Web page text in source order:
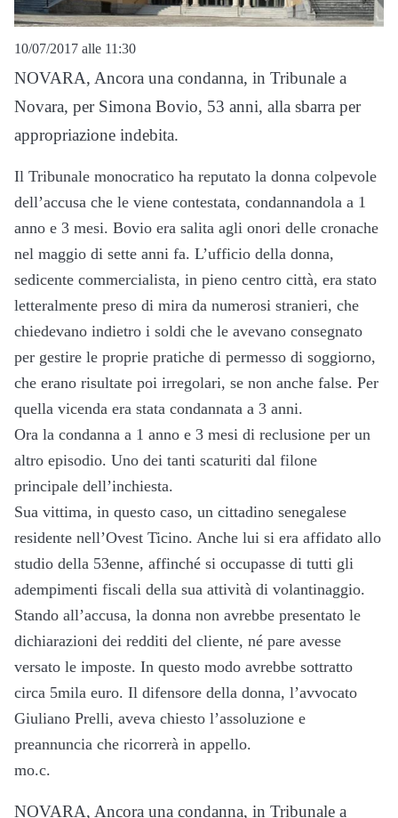
10/07/2017 alle 11:30
NOVARA, Ancora una condanna, in Tribunale a
Novara, per Simona Bovio, 53 anni, alla sbarra per
appropriazione indebita.
Il Tribunale monocratico ha reputato la donna colpevole
dell’accusa che le viene contestata, condannandola a 1
anno e 3 mesi. Bovio era salita agli onori delle cronache
nel maggio di sette anni fa. L’ufficio della donna,
sedicente commercialista, in pieno centro città, era stato
letteralmente preso di mira da numerosi stranieri, che
chiedevano indietro i soldi che le avevano consegnato
per gestire le proprie pratiche di permesso di soggiorno,
che erano risultate poi irregolari, se non anche false. Per
quella vicenda era stata condannata a 3 anni.
Ora la condanna a 1 anno e 3 mesi di reclusione per un
altro episodio. Uno dei tanti scaturiti dal filone
principale dell’inchiesta.
Sua vittima, in questo caso, un cittadino senegalese
residente nell’Ovest Ticino. Anche lui si era affidato allo
studio della 53enne, affinché si occupasse di tutti gli
adempimenti fiscali della sua attività di volantinaggio.
Stando all’accusa, la donna non avrebbe presentato le
dichiarazioni dei redditi del cliente, né pare avesse
versato le imposte. In questo modo avrebbe sottratto
circa 5mila euro. Il difensore della donna, l’avvocato
Giuliano Prelli, aveva chiesto l’assoluzione e
preannuncia che ricorrerà in appello.
mo.c.
NOVARA, Ancora una condanna, in Tribunale a